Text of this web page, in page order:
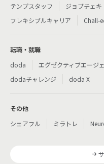
テンプスタッフ
ジョブチェキ
フレキシブルキャリア
Chall-
転職・就職
doda
エグゼクティブエージ
dodaチャレンジ
doda X
その他
シェアフル
ミラトレ